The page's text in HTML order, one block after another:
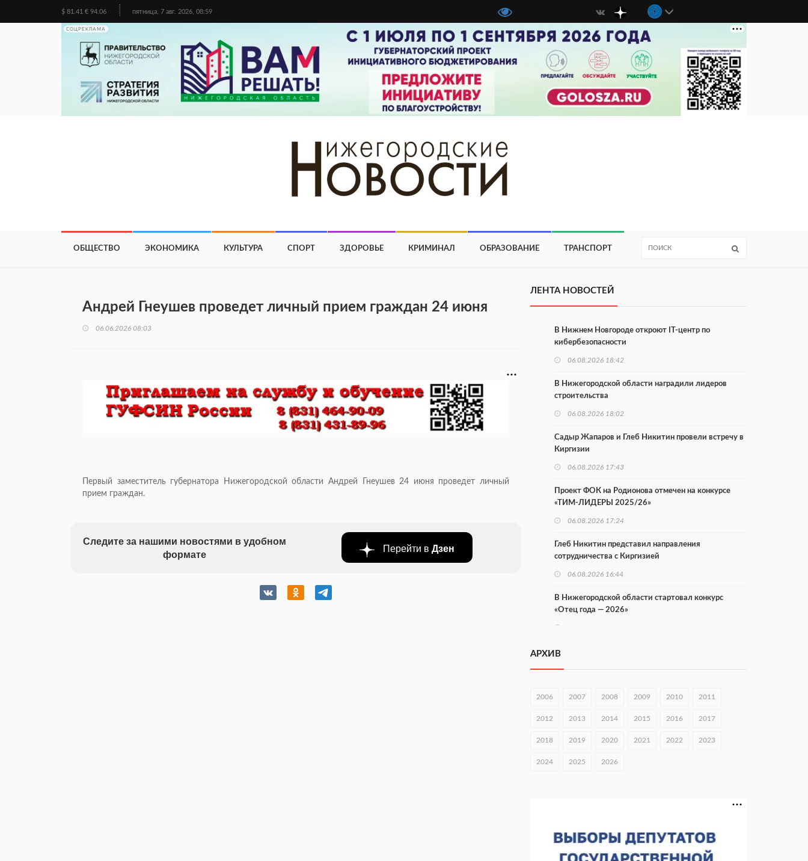
$ 81.41 € 94.06 пятница, 7 авг. 2026, 08:59
СОЦРЕКЛАМА
ОБЩЕСТВО ЭКОНОМИКА КУЛЬТУРА СПОРТ ЗДОРОВЬЕ КРИМИНАЛ ОБРАЗОВАНИЕ ТРАНСПОРТ
Андрей Гнеушев проведет личный прием граждан 24 июня
06.06.2026 08:03
Первый заместитель губернатора Нижегородской области Андрей Гнеушев 24 июня проведет личный
прием граждан.
Следите за нашими новостями в удобном
формате
Перейти в Дзен
ЛЕНТА НОВОСТЕЙ
В Нижнем Новгороде откроют IT-центр по
кибербезопасности
06.08.2026 18:42
В Нижегородской области наградили лидеров
строительства
06.08.2026 18:02
Садыр Жапаров и Глеб Никитин провели встречу в
Киргизии
06.08.2026 17:43
Проект ФОК на Родионова отмечен на конкурсе
«ТИМ-ЛИДЕРЫ 2025/26»
06.08.2026 17:24
Глеб Никитин представил направления
сотрудничества с Киргизией
06.08.2026 16:44
В Нижегородской области стартовал конкурс
«Отец года — 2026»
Городец подписал соглашения с Кара-Кулем и
вырос в 1,9 раза
В Нижнем Новгороде открыли фестиваль «Семья
06.08.2026 15:26
АРХИВ
2006 2007 2008 2009 2010 2011
2012 2013 2014 2015 2016 2017
2018 2019 2020 2021 2022 2023
2024 2025 2026